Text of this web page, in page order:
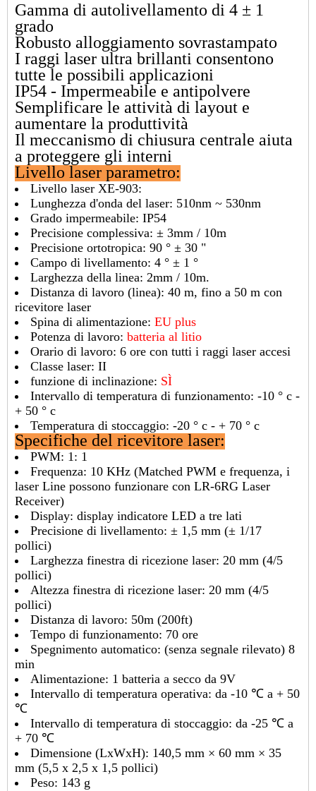
Gamma di autolivellamento di 4 ± 1
grado
Robusto alloggiamento sovrastampato
I raggi laser ultra brillanti consentono
tutte le possibili applicazioni
IP54 - Impermeabile e antipolvere
Semplificare le attività di layout e
aumentare la produttività
Il meccanismo di chiusura centrale aiuta
a proteggere gli interni
Livello laser parametro:
Livello laser XE-903:
Lunghezza d'onda del laser: 510nm ~ 530nm
Grado impermeabile: IP54
Precisione complessiva: ± 3mm / 10m
Precisione ortotropica: 90 ° ± 30 "
Campo di livellamento: 4 ° ± 1 °
Larghezza della linea: 2mm / 10m.
Distanza di lavoro (linea): 40 m, fino a 50 m con
ricevitore laser
Spina di alimentazione: EU plus
Potenza di lavoro: batteria al litio
Orario di lavoro: 6 ore con tutti i raggi laser accesi
Classe laser: II
funzione di inclinazione: SÌ
Intervallo di temperatura di funzionamento: -10 ° c -
+ 50 ° c
Temperatura di stoccaggio: -20 ° c - + 70 ° c
Specifiche del ricevitore laser:
PWM: 1: 1
Frequenza: 10 KHz (Matched PWM e frequenza, i
laser Line possono funzionare con LR-6RG Laser
Receiver)
Display: display indicatore LED a tre lati
Precisione di livellamento: ± 1,5 mm (± 1/17
pollici)
Larghezza finestra di ricezione laser: 20 mm (4/5
pollici)
Altezza finestra di ricezione laser: 20 mm (4/5
pollici)
Distanza di lavoro: 50m (200ft)
Tempo di funzionamento: 70 ore
Spegnimento automatico: (senza segnale rilevato) 8
min
Alimentazione: 1 batteria a secco da 9V
Intervallo di temperatura operativa: da -10 ℃ a + 50
℃
Intervallo di temperatura di stoccaggio: da -25 ℃ a
+ 70 ℃
Dimensione (LxWxH): 140,5 mm × 60 mm × 35
mm (5,5 x 2,5 x 1,5 pollici)
Peso: 143 g